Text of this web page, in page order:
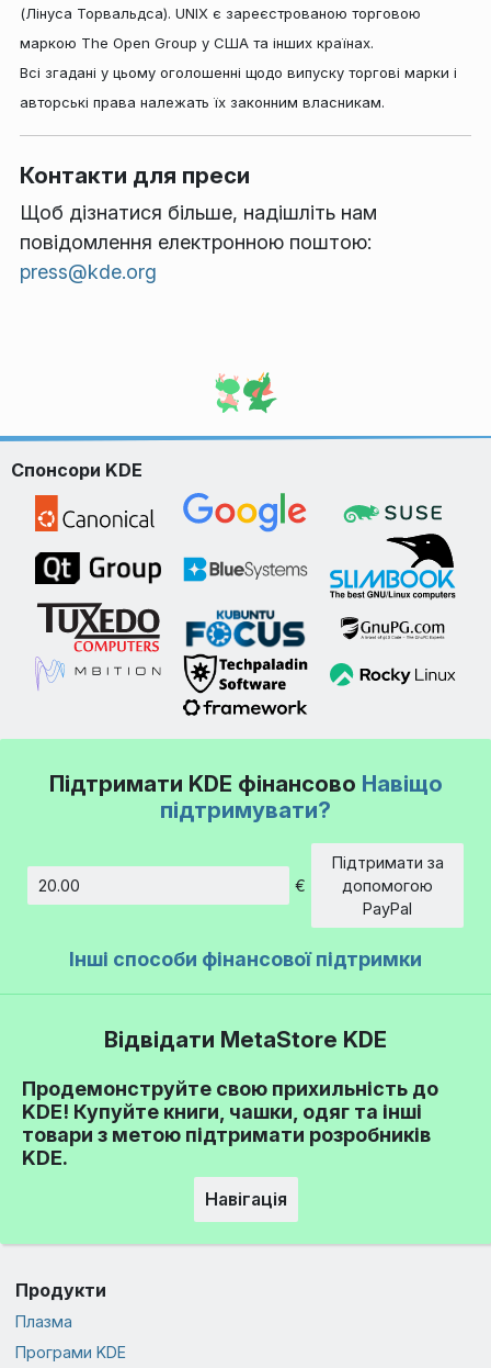
(Лінуса Торвальдса). UNIX є зареєстрованою торговою
маркою The Open Group у США та інших країнах.
Всі згадані у цьому оголошенні щодо випуску торгові марки і
авторські права належать їх законним власникам.
Контакти для преси
Щоб дізнатися більше, надішліть нам
повідомлення електронною поштою:
press@kde.org
Спонсори KDE
Підтримати KDE фінансово Навіщо
підтримувати?
€
Підтримати за
допомогою
PayPal
Інші способи фінансової підтримки
Відвідати MetaStore KDE
Продемонструйте свою прихильність до
KDE! Купуйте книги, чашки, одяг та інші
товари з метою підтримати розробників
KDE.
Навігація
Продукти
Плазма
Програми KDE